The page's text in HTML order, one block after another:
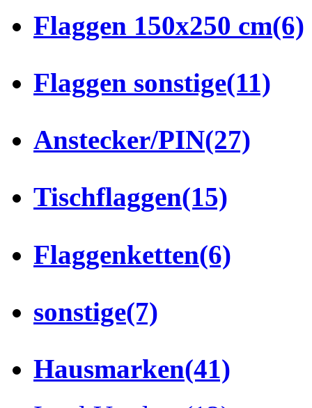
Flaggen 150x250 cm(6)
Flaggen sonstige(11)
Anstecker/PIN(27)
Tischflaggen(15)
Flaggenketten(6)
sonstige(7)
Hausmarken(41)